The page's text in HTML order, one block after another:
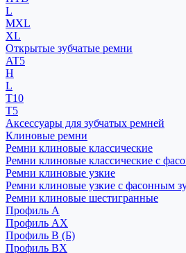
L
MXL
XL
Открытые зубчатые ремни
AT5
H
L
T10
T5
Аксессуары для зубчатых ремней
Клиновые ремни
Ремни клиновые классические
Ремни клиновые классические с
Ремни клиновые узкие
Ремни клиновые узкие с фасонным
Ремни клиновые шестигранные
Профиль A
Профиль AX
Профиль B (Б)
Профиль BX